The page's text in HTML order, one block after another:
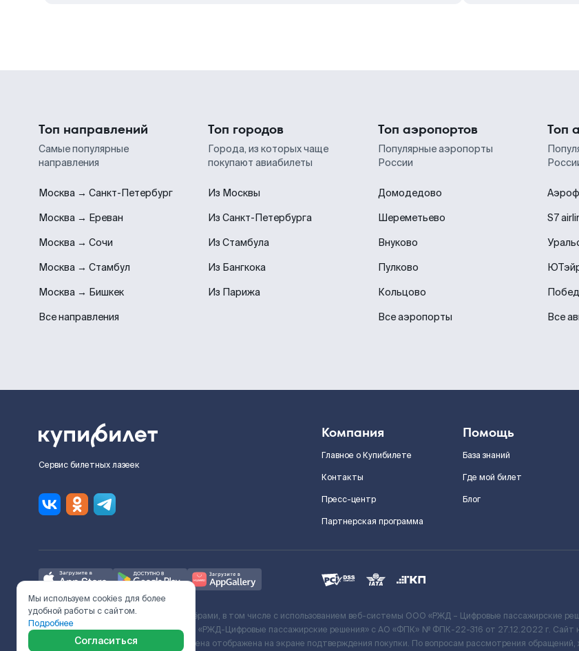
Топ направлений
Самые популярные
направления
Москва → Санкт-Петербург
Москва → Ереван
Москва → Сочи
Москва → Стамбул
Москва → Бишкек
Все направления
Топ городов
Города, из которых чаще
покупают авиабилеты
Из Москвы
Из Санкт-Петербурга
Из Стамбула
Из Бангкока
Из Парижа
Топ аэропортов
Популярные аэропорты
России
Домодедово
Шереметьево
Внуково
Пулково
Кольцово
Все аэропорты
Топ
S7
Все
Сервис билетных лазеек
Компания
Главное о Купибилете
Контакты
Пресс-центр
Партнерская программа
Помощь
База знаний
Где мой билет
Блог
Ж/Д билеты предоставляются партнёрами, в том числе с использованием веб-системы ООО «РЖД – Цифровые пассажирские
с Поставщиком услуг и Договора ООО «РЖД-Цифровые пассажирские решения» c АО «ФПК» № ФПК-22-316 от 27.12.2022 г.
включает сервисный сбор. Итоговая цена отображена на экране подтверждения покупки. По вопросам рассмотрения
Мы используем cookies для более
удобной работы с сайтом.
Подробнее
Согласиться